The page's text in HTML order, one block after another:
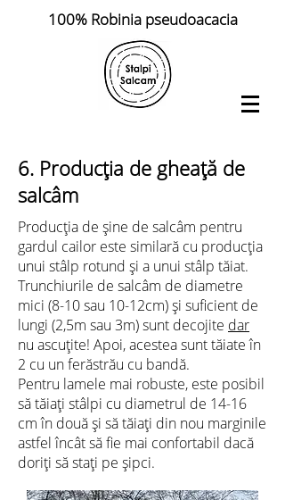
100% Robinia pseudoacacia
6. Producția de gheață de
salcâm
Producția de șine de salcâm pentru
gardul cailor este similară cu producția
unui stâlp rotund și a unui stâlp tăiat.
Trunchiurile de salcâm de diametre
mici (8-10 sau 10-12cm) și suficient de
lungi (2,5m sau 3m) sunt decojite dar
nu ascuțite! Apoi, acestea sunt tăiate în
2 cu un ferăstrău cu bandă.
Pentru lamele mai robuste, este posibil
să tăiați stâlpi cu diametrul de 14-16
cm în două și să tăiați din nou marginile
astfel încât să fie mai confortabil dacă
doriți să stați pe șipci.